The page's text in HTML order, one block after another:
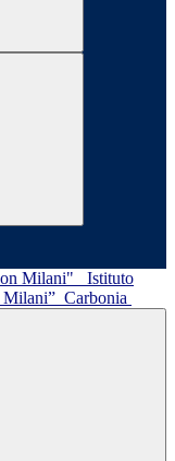
Istituto
Milani” Carbonia